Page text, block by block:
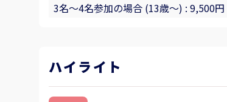
3名～4名参加の場合 (13歳〜) : 9,500円
ハイライト